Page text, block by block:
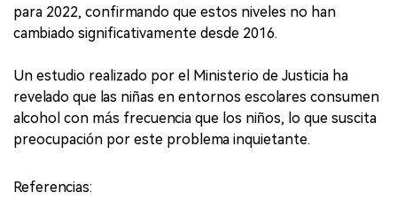
para 2022, confirmando que estos niveles no han
cambiado significativamente desde 2016.
Un estudio realizado por el Ministerio de Justicia ha
revelado que las niñas en entornos escolares consumen
alcohol con más frecuencia que los niños, lo que suscita
preocupación por este problema inquietante.
Referencias: